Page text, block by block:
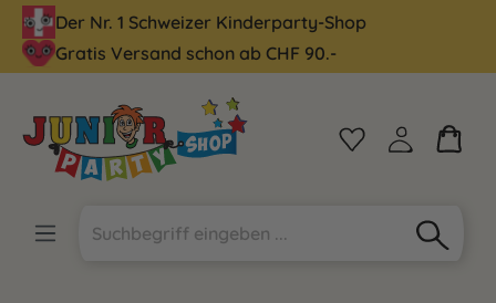
springen
Der Nr. 1 Schweizer Kinderparty-Shop
Gratis Versand schon ab CHF 90.-